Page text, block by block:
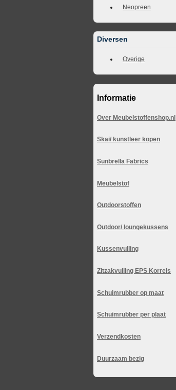
Neopreen
Diversen
Overige
Informatie
Over Meubelstoffenshop.nl
Skai/ kunstleer kopen
Sunbrella Fabrics
Meubelstof
Outdoorstoffen
Outdoor/ loungekussens
Kussenvulling
Zitzakvulling EPS Korrels
Schuimrubber op maat
Schuimrubber per plaat
Verzendkosten
Duurzaam bezig